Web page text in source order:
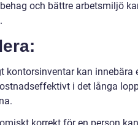
och bättre arbetsmiljö
kontorsinventar kan innebära
i det långa